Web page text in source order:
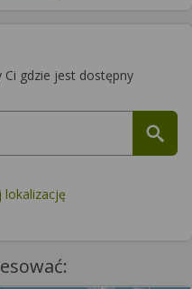
gdzie jest dostępny
lokalizację